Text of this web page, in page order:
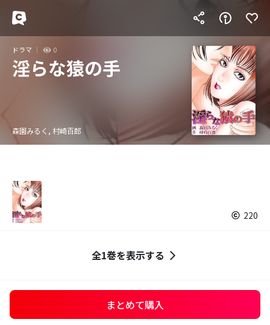
ドラマ 0
淫らな猿の手
森園みるく, 村崎百郎
220
全1巻を表示する
まとめて購入